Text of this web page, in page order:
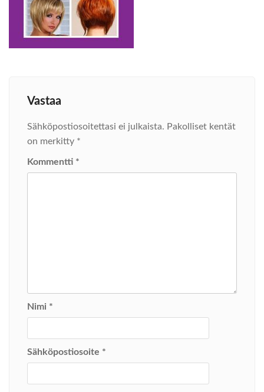
Vastaa
Sähköpostiosoitettasi ei julkaista. Pakolliset kentät
on merkitty *
Kommentti *
Nimi *
Sähköpostiosoite *